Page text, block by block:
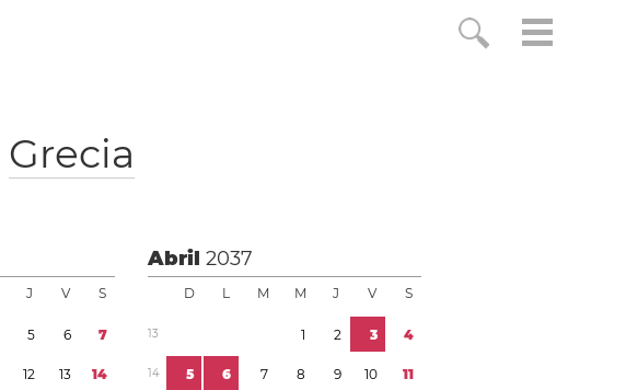
Grecia
J V S
5 6 7
12 13 14
Abril2037
D L M M J V S
13 1 2 3 4
14 5 6 7 8 9 10 11